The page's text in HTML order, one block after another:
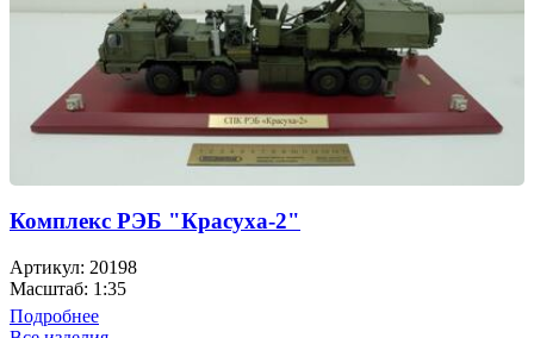
Комплекс РЭБ "Красуха-2"
Артикул: 20198
Масштаб: 1:35
Подробнее